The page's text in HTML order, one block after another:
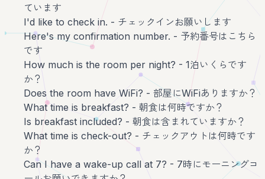
ています
I'd like to check in. - チェックインお願いします
Here's my confirmation number. - 予約番号はこちら
です
How much is the room per night? - 1泊いくらです
か？
Does the room have WiFi? - 部屋にWiFiありますか？
What time is breakfast? - 朝食は何時ですか？
Is breakfast included? - 朝食は含まれていますか？
What time is check-out? - チェックアウトは何時です
か？
Can I have a wake-up call at 7? - 7時にモーニングコ